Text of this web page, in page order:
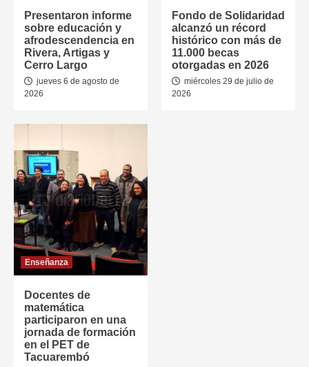
Presentaron informe
sobre educación y
afrodescendencia en
Rivera, Artigas y
Cerro Largo
jueves 6 de agosto de
2026
Fondo de Solidaridad
alcanzó un récord
histórico con más de
11.000 becas
otorgadas en 2026
miércoles 29 de julio de
2026
Enseñanza
Docentes de
matemática
participaron en una
jornada de formación
en el PET de
Tacuarembó